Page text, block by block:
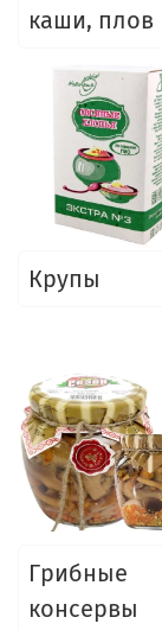
каши, плов
Крупы
Грибные
консервы